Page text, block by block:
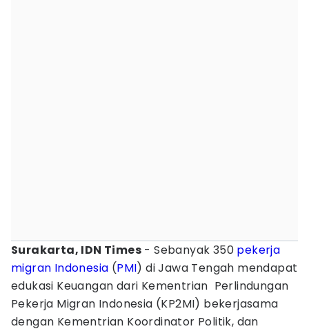
Surakarta, IDN Times - Sebanyak 350 pekerja
migran Indonesia (PMI) di Jawa Tengah mendapat
edukasi Keuangan dari Kementrian Perlindungan
Pekerja Migran Indonesia (KP2MI) bekerjasama
dengan Kementrian Koordinator Politik, dan